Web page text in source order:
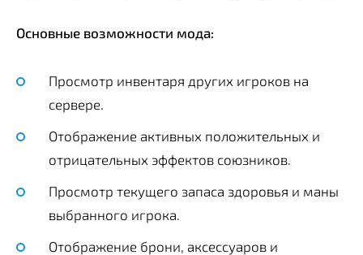
Основные возможности мода:
Просмотр инвентаря других игроков на
сервере.
Отображение активных положительных и
отрицательных эффектов союзников.
Просмотр текущего запаса здоровья и маны
выбранного игрока.
Отображение брони, аксессуаров и